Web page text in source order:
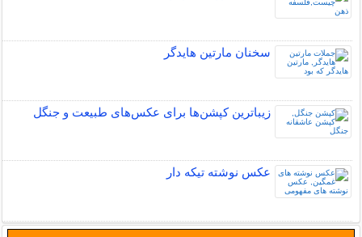
سخنان مارتین هایدگر
زیباترین کپشن‌ها برای عکس‌های طبیعت و جنگل
عکس نوشته تیکه دار